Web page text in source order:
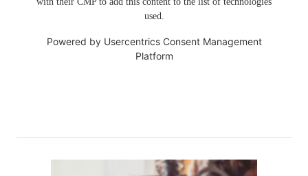
used.
Powered by Usercentrics Consent Management
Platform